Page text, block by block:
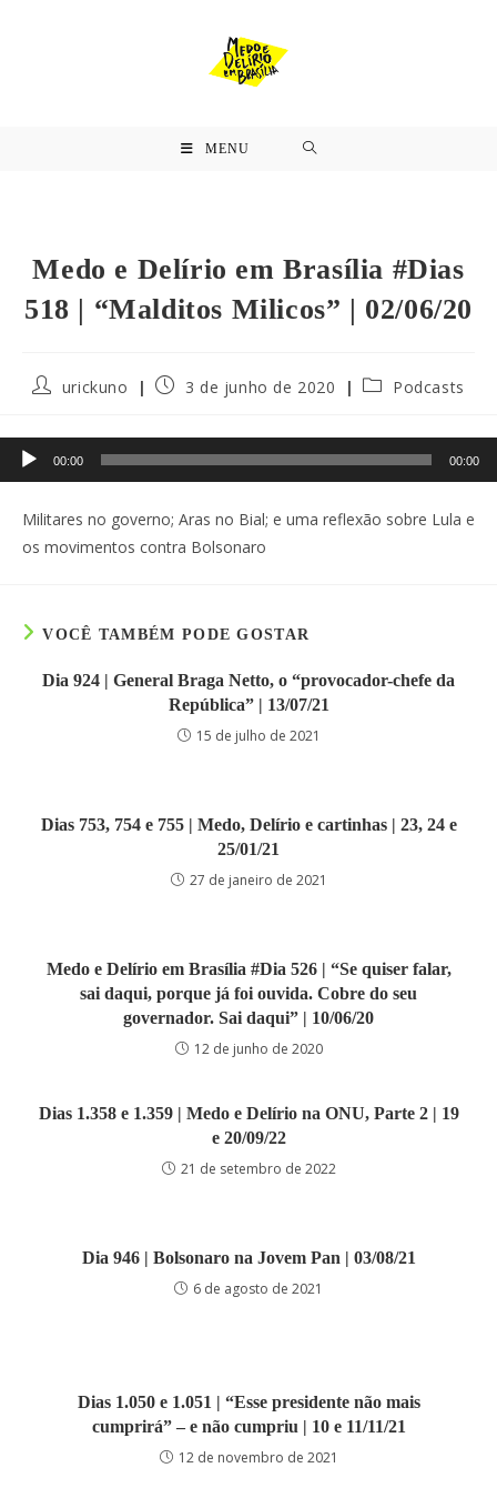
MENU
Medo e Delírio em Brasília #Dias
518 | “Malditos Milicos” | 02/06/20
urickuno 3 de junho de 2020 Podcasts
Tocador
de
00:00 00:00
Militares no governo; Aras no Bial; e uma reflexão sobre Lula e
os movimentos contra Bolsonaro
VOCÊ TAMBÉM PODE GOSTAR
Dia 924 | General Braga Netto, o “provocador-chefe da
República” | 13/07/21
15 de julho de 2021
Dias 753, 754 e 755 | Medo, Delírio e cartinhas | 23, 24 e
25/01/21
27 de janeiro de 2021
Medo e Delírio em Brasília #Dia 526 | “Se quiser falar,
sai daqui, porque já foi ouvida. Cobre do seu
governador. Sai daqui” | 10/06/20
12 de junho de 2020
Dias 1.358 e 1.359 | Medo e Delírio na ONU, Parte 2 | 19
e 20/09/22
21 de setembro de 2022
Dia 946 | Bolsonaro na Jovem Pan | 03/08/21
6 de agosto de 2021
Dias 1.050 e 1.051 | “Esse presidente não mais
cumprirá” – e não cumpriu | 10 e 11/11/21
12 de novembro de 2021